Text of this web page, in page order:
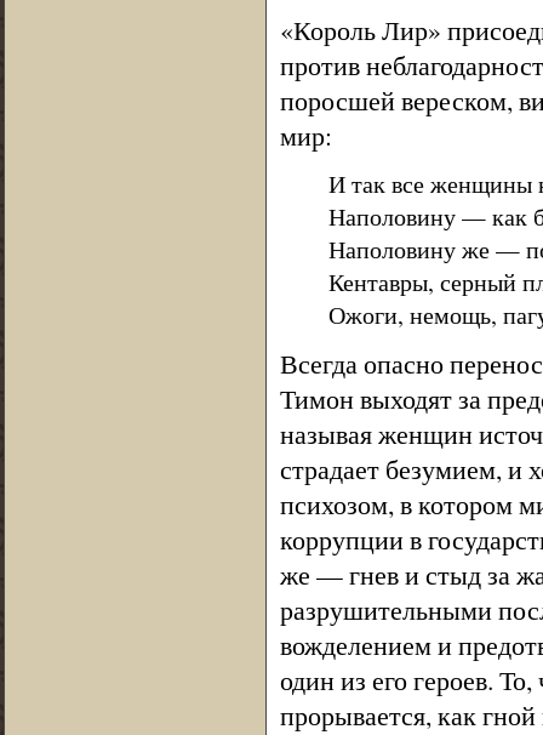
«Король Лир»
против
поросшей вереском,
мир:
И так все женщины
Наполовину — как
Наполовину же —
Кентавры, серный
Ожоги, немощь,
Всегда опасно
Тимон выходят за
называя женщин
страдает безумием, и
психозом, в котором
коррупции в
же — гнев и стыд за
разрушительными
вожделением и
один из его героев.
прорывается, как гной